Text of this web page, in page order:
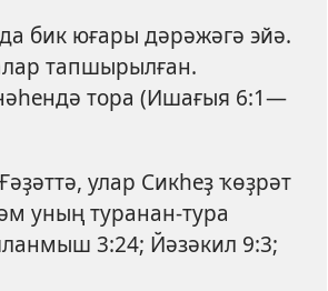
бик юғары дәрәжәгә эйә.
тапшырылған.
тора (Ишағыя 6:1—
улар Сикһеҙ ҡөҙрәт
уның туранан-тура
3:24; Йәзәкил 9:3;